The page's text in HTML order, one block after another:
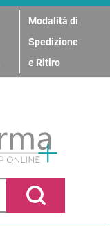
Modalità di
Spedizione
e Ritiro
Cerca Prodotto